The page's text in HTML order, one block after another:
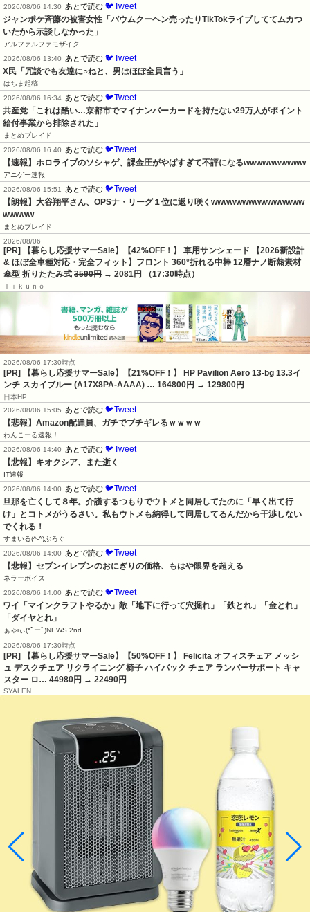
2026/08/06 14:30
あとで読む 🐦Tweet
ジャンポケ斉藤の被害女性「バウムクーヘン売ったりTikTokライブしててムカつ
いたから示談しなかった」
アルファルファモザイク
2026/08/06 13:40
あとで読む 🐦Tweet
X民「冗談でも友達に○ねと、男はほぼ全員言う」
はちま起稿
2026/08/06 16:34 あとで読む 🐦Tweet
共産党「これは酷い…京都市でマイナンバーカードを持たない29万人がポイント
給付事業から排除された」
まとめブレイド
2026/08/06 16:40
あとで読む 🐦Tweet
【速報】ホロライブのソシャゲ、課金圧がやばすぎて不評になるwwwwwwwwww
アニゲー速報
2026/08/06 15:51
あとで読む 🐦Tweet
【朗報】大谷翔平さん、OPSナ・リーグ１位に返り咲くwwwwwwwwwwwwwww
wwwww
まとめブレイド
2026/08/06
[PR] 【暮らし応援サマーSale】【42%OFF！】 車用サンシェード 【2026新設計
& ほぼ全車種対応・完全フィット】フロント 360°折れる中棒 12層ナノ断熱素材
傘型 折りたたみ式 3590円 → 2081円 （17:30時点）
Ｔｉｋｕｎｏ
2026/08/06 17:30時点
[PR] 【暮らし応援サマーSale】【21%OFF！】 HP Pavilion Aero 13-bg 13.3イ
ンチ スカイブルー (A17X8PA-AAAA) … 164800円 → 129800円
日本HP
2026/08/06 15:05
あとで読む 🐦Tweet
【悲報】Amazon配達員、ガチでブチギレるｗｗｗｗ
わんこーる速報！
2026/08/06 14:40
あとで読む 🐦Tweet
【悲報】キオクシア、また逝く
IT速報
2026/08/06 14:00
あとで読む 🐦Tweet
旦那を亡くして８年。介護するつもりでウトメと同居してたのに「早く出て行
け」とコトメがうるさい。私もウトメも納得して同居してるんだから干渉しない
でくれる！
すまいる(^-^)ぶろぐ
2026/08/06 14:00
あとで読む 🐦Tweet
【悲報】セブンイレブンのおにぎりの価格、もはや限界を超える
ネラーボイス
2026/08/06 14:00
あとで読む 🐦Tweet
ワイ「マインクラフトやるか」敵「地下に行って穴掘れ」「鉄とれ」「金とれ」
「ダイヤとれ」
ぁゃιぃ(*ﾟーﾟ)NEWS 2nd
2026/08/06 17:30時点
[PR] 【暮らし応援サマーSale】【50%OFF！】 Felicita オフィスチェア メッシ
ュ デスクチェア リクライニング 椅子 ハイバック チェア ランバーサポート キャ
スター ロ… 44980円 → 22490円
SYALEN